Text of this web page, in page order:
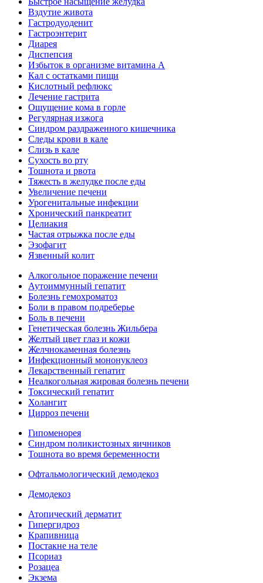
Вздутие живота
Гастродуоденит
Гастроэнтерит
Диарея
Диспепсия
Избыток в организме витамина А
Кал с остатками пищи
Кислотный рефлюкс
Лечение гастрита
Ощущение кома в горле
Регулярная изжога
Синдром раздраженного кишечника
Следы крови в кале
Слизь в кале
Сухость во рту
Тошнота и рвота
Тяжесть в желудке после еды
Увеличение печени
Урогенитальные инфекции
Хронический панкреатит
Целиакия
Частая отрыжка после еды
Эзофагит
Язвенный колит
Алкогольное поражение печени
Аутоиммунный гепатит
Болезнь гемохроматоз
Боли в правом подреберье
Боль в печени
Генетическая болезнь Жильбера
Желтый цвет глаз и кожи
Желчнокаменная болезнь
Инфекционный мононуклеоз
Лекарственный гепатит
Неалкогольная жировая болезнь печени
Токсический гепатит
Холангит
Цирроз печени
Гипоменорея
Синдром поликистозных яичников
Тошнота во время беременности
Офтальмологический демодекоз
Демодекоз
Атопический дерматит
Гипергидроз
Крапивница
Постакне на теле
Псориаз
Розацеа
Экзема